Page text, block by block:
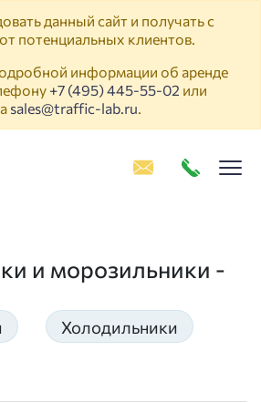
данный сайт и получать с
потенциальных клиентов.
информации об аренде
+7 (495) 445-55-02 или
sales@traffic-lab.ru.
и морозильники -
Холодильники